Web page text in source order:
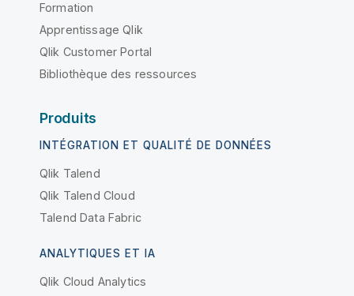
Formation
Apprentissage Qlik
Qlik Customer Portal
Bibliothèque des ressources
Produits
INTÉGRATION ET QUALITÉ DE DONNÉES
Qlik Talend
Qlik Talend Cloud
Talend Data Fabric
ANALYTIQUES ET IA
Qlik Cloud Analytics